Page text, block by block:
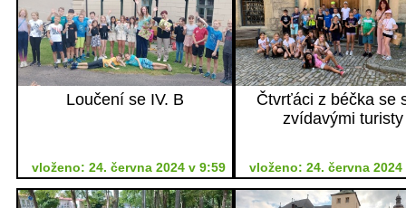
Loučení se IV. B
vloženo: 24. června 2024 v 9:59
Čtvrťáci z béčka se
zvídavými turisty
vloženo: 24. června 2024